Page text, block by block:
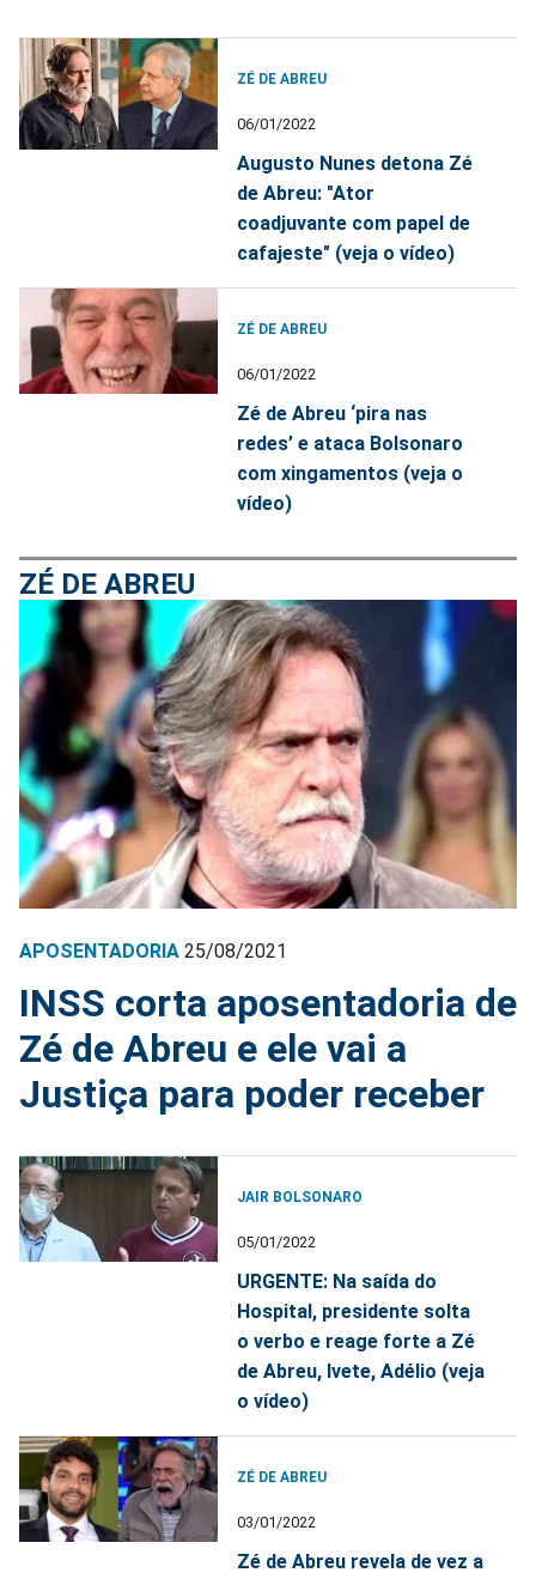
ZÉ DE ABREU
06/01/2022
Augusto Nunes detona Zé
de Abreu: "Ator
coadjuvante com papel de
cafajeste" (veja o vídeo)
ZÉ DE ABREU
06/01/2022
Zé de Abreu ‘pira nas
redes’ e ataca Bolsonaro
com xingamentos (veja o
vídeo)
ZÉ DE ABREU
APOSENTADORIA 25/08/2021
INSS corta aposentadoria de
Zé de Abreu e ele vai a
Justiça para poder receber
JAIR BOLSONARO
05/01/2022
URGENTE: Na saída do
Hospital, presidente solta
o verbo e reage forte a Zé
de Abreu, Ivete, Adélio (veja
o vídeo)
ZÉ DE ABREU
03/01/2022
Zé de Abreu revela de vez a